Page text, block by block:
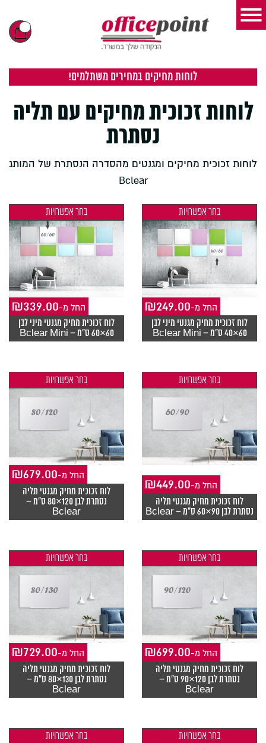
לוחות מחיקים במחירים משתלמים!
לוחות זכוכית מחיקים עם תליה
נסתרת
לוחות זכוכית מחיקים ומגנטים מהסדרה הנסתרת של המותג
Bclear
בחר אפשרויות
₪249.00 -החל מ
לוח זכוכית מחיק מגנטי מיני לבן
60×40 ס"מ – Bclear Mini
בחר אפשרויות
₪339.00 -החל מ
לוח זכוכית מחיק מגנטי מיני לבן
60×60 ס"מ – Bclear Mini
בחר אפשרויות
₪449.00 -החל מ
לוח זכוכית מחיק מגנטי תליה
נסתרת לבן 90×60 ס"מ – Bclear
בחר אפשרויות
₪679.00 -החל מ
לוח זכוכית מחיק מגנטי תליה
נסתרת לבן 120×80 ס"מ –
Bclear
בחר אפשרויות
₪699.00 -החל מ
לוח זכוכית מחיק מגנטי תליה
נסתרת לבן 120×90 ס"מ –
Bclear
בחר אפשרויות
₪729.00 -החל מ
לוח זכוכית מחיק מגנטי תליה
נסתרת לבן 130×80 ס"מ –
Bclear
בחר אפשרויות בחר אפשרויות